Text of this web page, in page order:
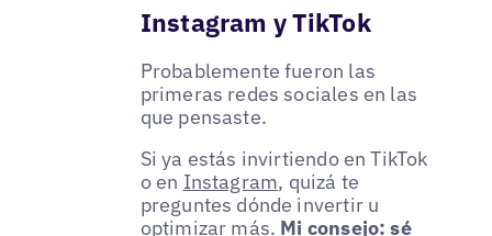
Instagram y TikTok
Probablemente fueron las
primeras redes sociales en las
que pensaste.
Si ya estás invirtiendo en TikTok
o en Instagram, quizá te
preguntes dónde invertir u
optimizar más. Mi consejo: sé